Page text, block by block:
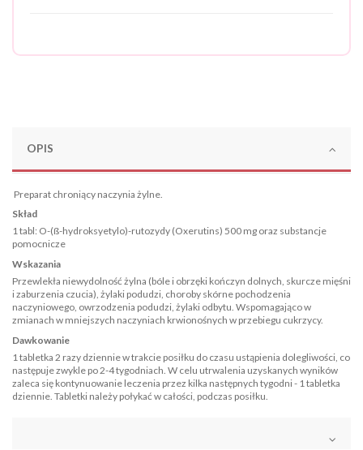
OPIS
Preparat chroniący naczynia żylne.
Skład
1 tabl: O-(ß-hydroksyetylo)-rutozydy (Oxerutins) 500 mg oraz substancje
pomocnicze
Wskazania
Przewlekła niewydolność żylna (bóle i obrzęki kończyn dolnych, skurcze mięśni
i zaburzenia czucia), żylaki podudzi, choroby skórne pochodzenia
naczyniowego, owrzodzenia podudzi, żylaki odbytu. Wspomagająco w
zmianach w mniejszych naczyniach krwionośnych w przebiegu cukrzycy.
Dawkowanie
1 tabletka 2 razy dziennie w trakcie posiłku do czasu ustąpienia dolegliwości, co
następuje zwykle po 2-4 tygodniach. W celu utrwalenia uzyskanych wyników
zaleca się kontynuowanie leczenia przez kilka następnych tygodni - 1 tabletka
dziennie. Tabletki należy połykać w całości, podczas posiłku.